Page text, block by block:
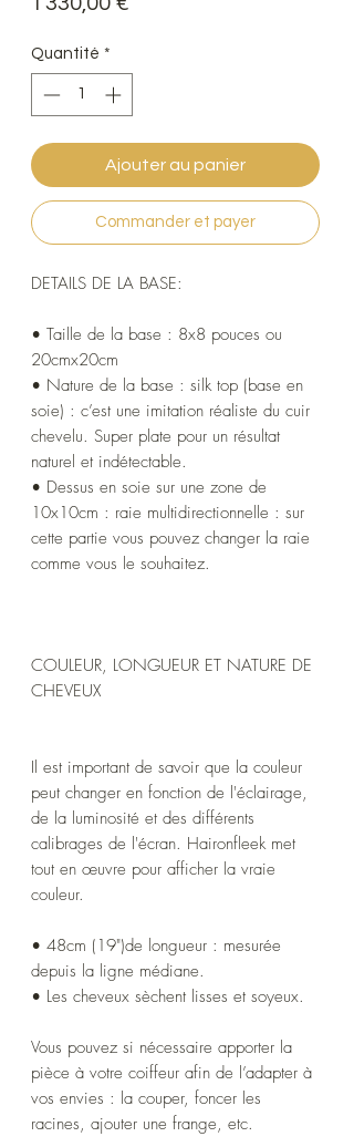
Quantité *
Ajouter au panier
Commander et payer
DETAILS DE LA BASE:
• Taille de la base : 8x8 pouces ou
20cmx20cm
• Nature de la base : silk top (base en
soie) : c’est une imitation réaliste du cuir
chevelu. Super plate pour un résultat
naturel et indétectable.
• Dessus en soie sur une zone de
10x10cm : raie multidirectionnelle : sur
cette partie vous pouvez changer la raie
comme vous le souhaitez.
COULEUR, LONGUEUR ET NATURE DE
CHEVEUX
Il est important de savoir que la couleur
peut changer en fonction de l'éclairage,
de la luminosité et des différents
calibrages de l'écran. Haironfleek met
tout en œuvre pour afficher la vraie
couleur.
• 48cm (19")de longueur : mesurée
depuis la ligne médiane.
• Les cheveux sèchent lisses et soyeux.
Vous pouvez si nécessaire apporter la
pièce à votre coiffeur afin de l’adapter à
vos envies : la couper, foncer les
racines, ajouter une frange, etc.